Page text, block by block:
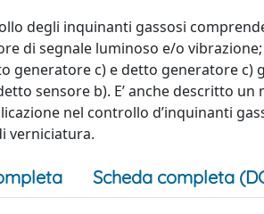
degli inquinanti gassosi
di segnale luminoso e/o
generatore c) e detto generatore c)
sensore b). E’ anche descritto
nel controllo d’inquinanti
verniciatura.
Scheda completa